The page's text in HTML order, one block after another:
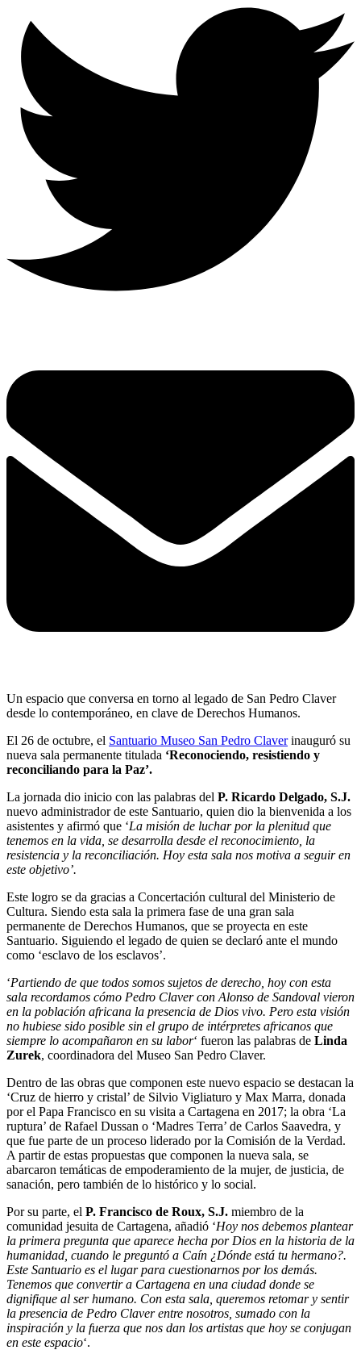
Un espacio que conversa en torno al legado de San Pedro Claver
desde lo contemporáneo, en clave de Derechos Humanos.
El 26 de octubre, el Santuario Museo San Pedro Claverinauguró su
nueva sala permanente titulada ‘Reconociendo, resistiendo y
reconciliando para la Paz’.
La jornada dio inicio con las palabras del P. Ricardo Delgado, S.J.
nuevo administrador de este Santuario, quien dio la bienvenida a los
asistentes y afirmó que ‘La misión de luchar por la plenitud que
tenemos en la vida, se desarrolla desde el reconocimiento, la
resistencia y la reconciliación. Hoy esta sala nos motiva a seguir en
este objetivo’.
Este logro se da gracias a Concertación cultural del Ministerio de
Cultura. Siendo esta sala la primera fase de una gran sala
permanente de Derechos Humanos, que se proyecta en este
Santuario. Siguiendo el legado de quien se declaró ante el mundo
como ‘esclavo de los esclavos’.
‘Partiendo de que todos somos sujetos de derecho, hoy con esta
sala recordamos cómo Pedro Claver con Alonso de Sandoval vieron
en la población africana la presencia de Dios vivo. Pero esta visión
no hubiese sido posible sin el grupo de intérpretes africanos que
siempre lo acompañaron en su labor‘ fueron las palabras de Linda
Zurek, coordinadora del Museo San Pedro Claver.
Dentro de las obras que componen este nuevo espacio se destacan la
‘Cruz de hierro y cristal’ de Silvio Vigliaturo y Max Marra, donada
por el Papa Francisco en su visita a Cartagena en 2017; la obra ‘La
ruptura’ de Rafael Dussan o ‘Madres Terra’ de Carlos Saavedra, y
que fue parte de un proceso liderado por la Comisión de la Verdad.
A partir de estas propuestas que componen la nueva sala, se
abarcaron temáticas de empoderamiento de la mujer, de justicia, de
sanación, pero también de lo histórico y lo social.
Por su parte, el P. Francisco de Roux, S.J. miembro de la
comunidad jesuita de Cartagena, añadió ‘Hoy nos debemos plantear
la primera pregunta que aparece hecha por Dios en la historia de la
humanidad, cuando le preguntó a Caín ¿Dónde está tu hermano?.
Este Santuario es el lugar para cuestionarnos por los demás.
Tenemos que convertir a Cartagena en una ciudad donde se
dignifique al ser humano. Con esta sala, queremos retomar y sentir
la presencia de Pedro Claver entre nosotros, sumado con la
inspiración y la fuerza que nos dan los artistas que hoy se conjugan
en este espacio‘.